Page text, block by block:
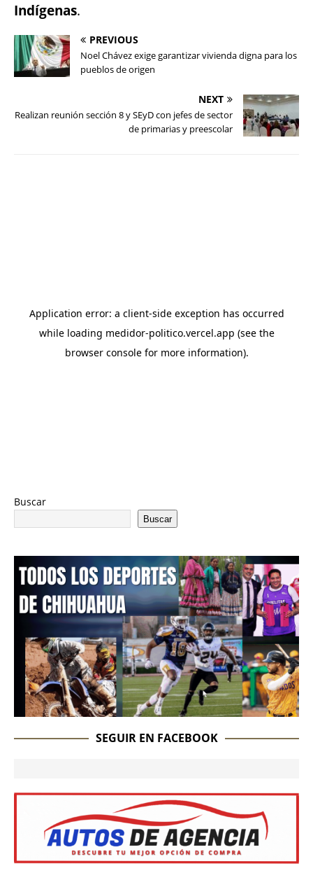
Indígenas.
PREVIOUS
Noel Chávez exige garantizar vivienda digna para los
pueblos de origen
NEXT
Realizan reunión sección 8 y SEyD con jefes de sector
de primarias y preescolar
Buscar
Buscar
SEGUIR EN FACEBOOK